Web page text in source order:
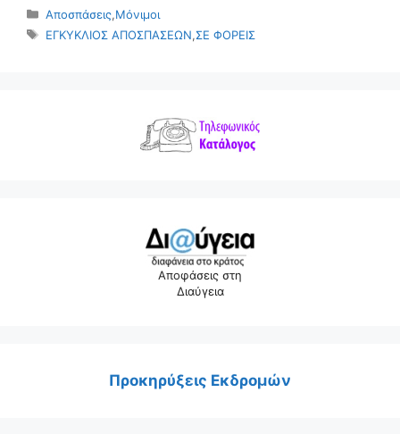
Κατηγορίες
Αποσπάσεις,Μόνιμοι
Ετικέτες
ΕΓΚΥΚΛΙΟΣ ΑΠΟΣΠΑΣΕΩΝ,ΣΕ ΦΟΡΕΙΣ
Αποφάσεις στη
Διαύγεια
Προκηρύξεις Εκδρομών